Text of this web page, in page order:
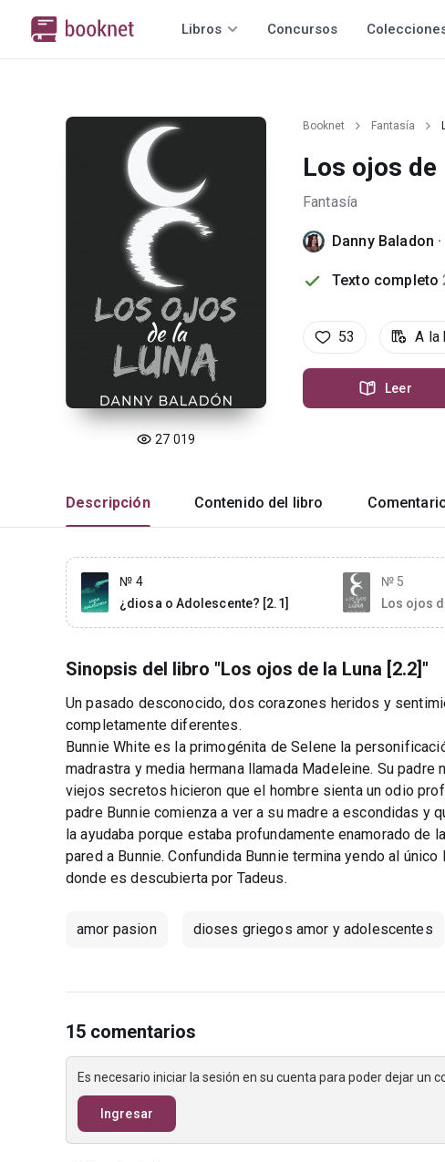
Libros Concursos
27 019
Booknet Fantasía
Los ojos de
Fantasía
Danny Baladon ·
Texto completo
53 A la
Leer
Descripción Contenido del libro
№ 4
¿diosa o Adolescente? [2.1]
№ 5
Los ojos
Sinopsis del libro "Los ojos de la Luna [2.2]"
Un pasado desconocido, dos corazones heridos y
completamente diferentes.
Bunnie White es la primogénita de Selene la
madrastra y media hermana llamada Madeleine. Su
viejos secretos hicieron que el hombre sienta un odio
padre Bunnie comienza a ver a su madre a escondidas y
la ayudaba porque estaba profundamente enamorado de
pared a Bunnie. Confundida Bunnie termina yendo al
donde es descubierta por Tadeus.
amor pasion dioses griegos amor y adolescentes
15 comentarios
Es necesario iniciar la sesión en su cuenta para poder dejar un
Ingresar